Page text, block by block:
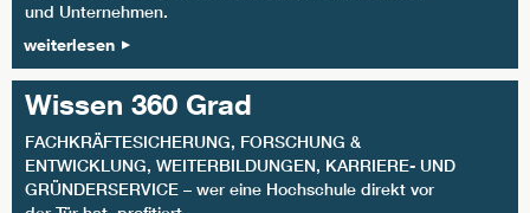
und Unternehmen.
weiterlesen
Wissen 360 Grad
FACHKRÄFTESICHERUNG, FORSCHUNG &
ENTWICKLUNG, WEITERBILDUNGEN, KARRIERE- UND
GRÜNDERSERVICE – wer eine Hochschule direkt vor